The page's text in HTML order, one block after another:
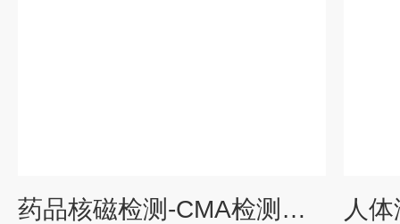
药品核磁检测-CMA检测报告